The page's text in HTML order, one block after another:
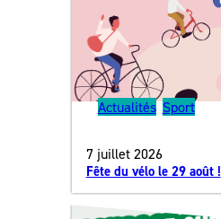
Actualités, Sport
7 juillet 2026
Fête du vélo le 29 août !